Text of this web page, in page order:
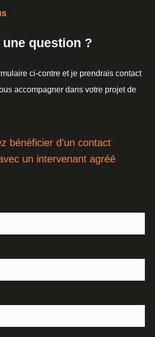
une question ?
ci-contre et je prendrais contact
accompagner dans votre projet de
bénéficier d’un contact
un intervenant agréé